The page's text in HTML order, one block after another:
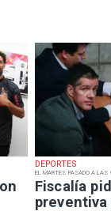
DEPORTES
EL MARTES PASADO A LAS
Fiscalía
preventiva